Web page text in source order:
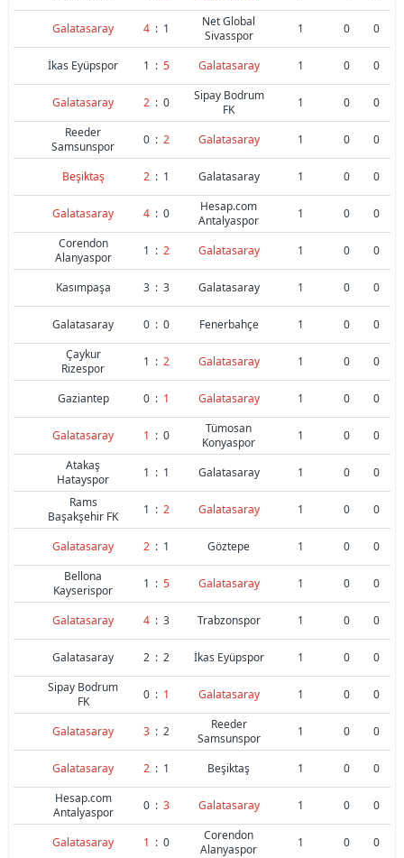
Galatasaray 4 : 1
Net Global
Sivasspor
1 0 0
İkas Eyüpspor 1 : 5 Galatasaray 1 0 0
Galatasaray 2 : 0
Sipay Bodrum
FK
1 0
0
Reeder
Samsunspor
0 : 2 Galatasaray 1 0 0
Beşiktaş 2 : 1 Galatasaray 1 0 0
Galatasaray 4 : 0
Hesap.com
Antalyaspor
1 0
0
Corendon
Alanyaspor
1 : 2 Galatasaray 1 0 0
Kasımpaşa 3 : 3 Galatasaray 1 0 0
Galatasaray 0 : 0 Fenerbahçe 1 0
0
Çaykur
Rizespor
1 : 2 Galatasaray 1 0 0
Gaziantep 0 : 1 Galatasaray 1 0 0
Galatasaray 1 : 0
Tümosan
Konyaspor
1 0
0
Atakaş
Hatayspor
1 : 1 Galatasaray 1 0
0
Rams
Başakşehir FK
1 : 2 Galatasaray 1 0 0
Galatasaray 2 : 1 Göztepe 1 0
0
Bellona
Kayserispor
1 : 5 Galatasaray 1 0 0
Galatasaray 4 : 3 Trabzonspor 1 0 0
Galatasaray 2 : 2 İkas Eyüpspor 1 0
0
Sipay Bodrum
FK
0 : 1 Galatasaray 1 0 0
Galatasaray 3 : 2
Reeder
Samsunspor
1 0 0
Galatasaray 2 : 1 Beşiktaş 1 0
0
Hesap.com
Antalyaspor
0 : 3 Galatasaray 1 0 0
Galatasaray 1 : 0
Corendon
Alanyaspor
1 0 0